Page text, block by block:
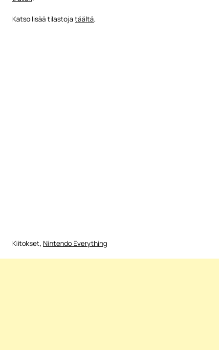
Katso lisää tilastoja täältä.
Kiitokset, Nintendo Everything